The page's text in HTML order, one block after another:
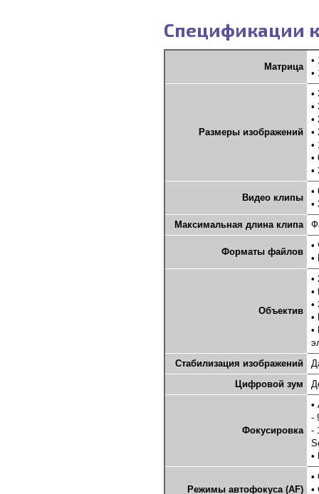
Спецификации
Матрица
•
•
Размеры изображений
•
•
•
•
•
•
•
Видео клипы
•
•
Максимальная длина клипа
Форматы файлов
•
•
Объектив
•
•
•
•
•
Стабилизация изображений
Цифровой зум
Фокусировка
•
-
-
•
Режимы автофокуса (AF)
•
•